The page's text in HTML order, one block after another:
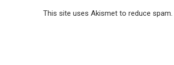
This site uses Akismet to reduce spam.